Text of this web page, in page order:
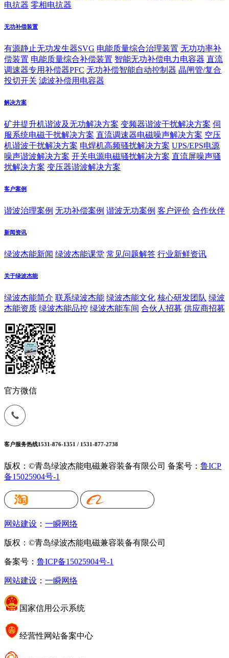
电抗器 零相电抗器
无功补偿装置
有源静止无功发生器SVG 电能质量综合治理装置 无功功率补
偿装置 电能质量综合补偿装置 智能无功补偿电力电容器 直流
调速器专用补偿器PFC 无功补偿智能自动控制器 晶闸管/复合
投切开关 滤波补偿用电容器
解决方案
矿井提升机谐波及无功解决方案 变频器谐波干扰解决方案 伺
服系统电磁干扰解决方案 直流调速器电磁噪声解决方案 空压
机谐波干扰解决方案 电焊机高频骚扰解决方案 UPS/EPS电源
噪声谐波解决方案 开关电源电磁骚扰解决方案 直流屏噪声骚
扰解决方案 变压器谐波解决方案
客户案例
谐波治理案例 无功补偿案例 谐波无功案例 客户评价 合作伙伴
新闻资讯
绿波杰能新闻 绿波杰能课堂 常见问题解答 行业新鲜资讯
关于绿波杰能
绿波杰能简介 联系绿波杰能 绿波杰能文化 核心研发团队 绿波
杰能资质 绿波杰能品控 绿波杰能车间 合伙人招募 供应商招募
官方微信
客户服务热线1531-876-1351 / 1531-877-2738
版权：©青岛绿波杰能电磁兼容装备有限公司 备案号： 鲁ICP
备15025904号-1
网站建设 ： 一瞬网络
版权：©青岛绿波杰能电磁兼容装备有限公司
备案号： 鲁ICP备15025904号-1
网站建设 ： 一瞬网络
国家信用公示系统
经营性网站备案中心